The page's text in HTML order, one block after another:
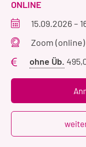
ONLINE
15.09.2026–
Zoom (online)
ohne Üb.